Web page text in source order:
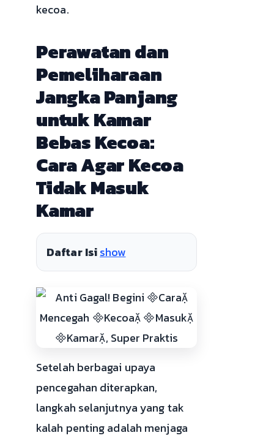
kecoa.
Perawatan dan
Pemeliharaan
Jangka Panjang
untuk Kamar
Bebas Kecoa:
Cara Agar Kecoa
Tidak Masuk
Kamar
Daftar Isishow
Setelah berbagai upaya
pencegahan diterapkan,
langkah selanjutnya yang tak
kalah penting adalah menjaga